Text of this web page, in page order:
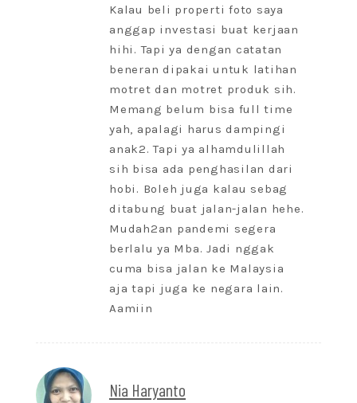
Kalau beli properti foto saya
anggap investasi buat kerjaan
hihi. Tapi ya dengan catatan
beneran dipakai untuk latihan
motret dan motret produk sih.
Memang belum bisa full time
yah, apalagi harus dampingi
anak2. Tapi ya alhamdulillah
sih bisa ada penghasilan dari
hobi. Boleh juga kalau sebag
ditabung buat jalan-jalan hehe.
Mudah2an pandemi segera
berlalu ya Mba. Jadi nggak
cuma bisa jalan ke Malaysia
aja tapi juga ke negara lain.
Aamiin
Nia Haryanto